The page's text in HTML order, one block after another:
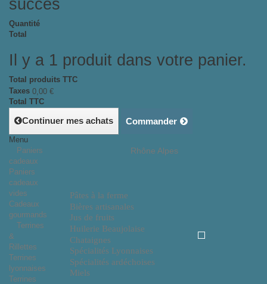
succès
Quantité
Total
Il y a 1 produit dans votre panier.
Total produits TTC
Taxes 0,00 €
Total TTC
Continuer mes achats Commander
Rhône Alpes
Pâtes à la ferme
Bières artisanales
Jus de fruits
Huilerie Beaujolaise
Chataignes
Spécialités Lyonnaises
Spécialités ardéchoises
Miels
Menu
Paniers
cadeaux
Paniers
cadeaux
vides
Cadeaux
gourmands
Terrines
&
Rillettes
Terrines
lyonnaises
Terrines